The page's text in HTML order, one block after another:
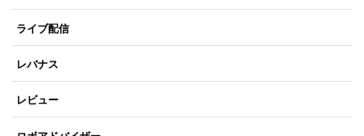
ライブ配信
レバナス
レビュー